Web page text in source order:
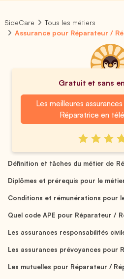
SideCare
Tous les métiers
Assurance pour Réparateur /
Gratuit et sans
Les meilleures
Réparatrice en
Définition et tâches du métier de
Diplômes et prérequis pour le
Conditions et rémunérations pour
Quel code APE pour Réparateur /
Les assurances responsabilités
Les assurances prévoyances pour
Les mutuelles pour Réparateur /